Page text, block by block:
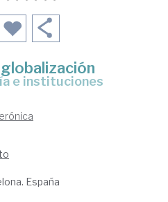
e instituciones
España